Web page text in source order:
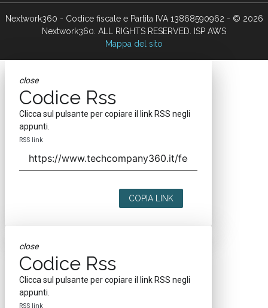
Nextwork360 - Codice fiscale e Partita IVA 13868590962 - © 2026
Nextwork360. ALL RIGHTS RESERVED. ISP AWS
Mappa del sito
close
Codice Rss
Clicca sul pulsante per copiare il link RSS negli
appunti.
RSS link
COPIA LINK
close
Codice Rss
Clicca sul pulsante per copiare il link RSS negli
appunti.
RSS link